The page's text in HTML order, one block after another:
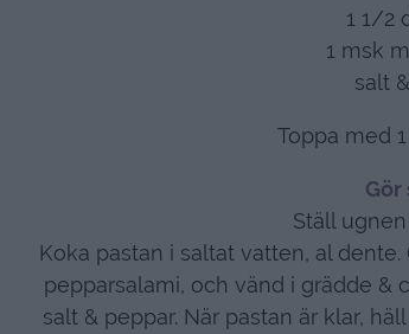
1 1/2
1 msk
salt
Toppa med
Gör
Ställ ugnen
Koka pastan i saltat vatten, al
pepparsalami, och vänd i grädde &
salt & peppar. När pastan är klar,